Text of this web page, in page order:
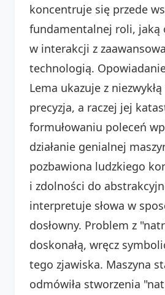
koncentruje się przede
fundamentalnej roli, jaką
w interakcji z
technologią.
Lema ukazuje z
precyzja, a raczej jej
formułowaniu poleceń
działanie genialnej
pozbawiona ludzkiego
i zdolności do
interpretuje słowa w
dosłowny. Problem z
doskonałą, wręcz
tego zjawiska. Maszyna
odmówiła stworzenia